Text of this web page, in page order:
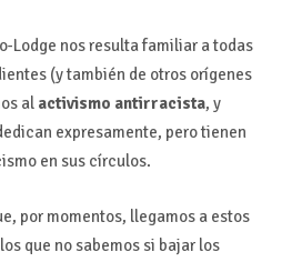
Lodge nos resulta familiar a todas
(y también de otros orígenes
al activismo antirracista, y
expresamente, pero tienen
en sus círculos.
por momentos, llegamos a estos
que no sabemos si bajar los